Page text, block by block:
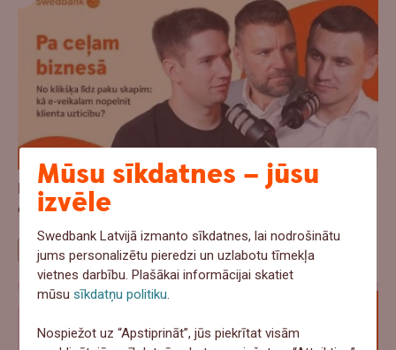
Pa Ceļam Biznesā - No klikšķa līdz paku skapim: kā
e-veikalam nopelnīt klienta uzticību?
Pārdošana
Mūsu sīkdatnes – jūsu
izvēle
Swedbank Latvijā izmanto sīkdatnes, lai nodrošinātu
jums personalizētu pieredzi un uzlabotu tīmekļa
vietnes darbību. Plašākai informācijai skatiet
mūsusīkdatņu politiku
Nospiežot uz “Apstiprināt”, jūs piekrītat visām